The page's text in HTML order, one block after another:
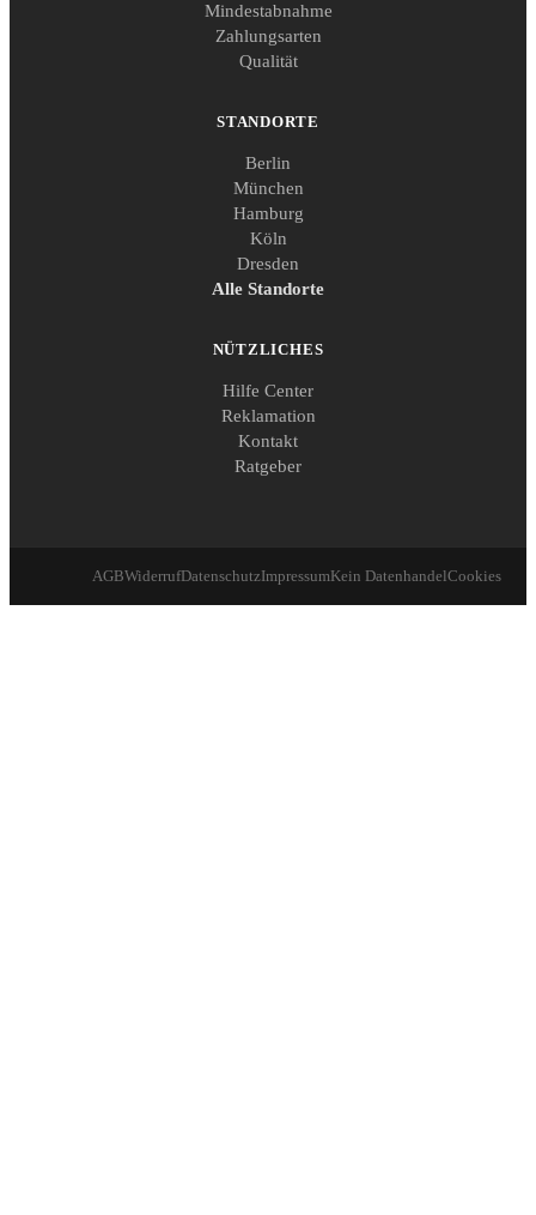
Mindestabnahme
Zahlungsarten
Qualität
STANDORTE
Berlin
München
Hamburg
Köln
Dresden
Alle Standorte
NÜTZLICHES
Hilfe Center
Reklamation
Kontakt
Ratgeber
AGBWiderrufDatenschutzImpressumKein DatenhandelCookies